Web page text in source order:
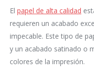
El papel de alta calidad
requieren un acabado
impecable. Este tipo de
y un acabado satinado o
colores de la impresión.